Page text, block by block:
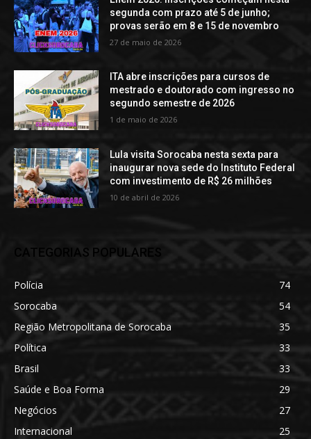
segunda com prazo até 5 de junho;
provas serão em 8 e 15 de novembro
27 de maio de 2026
ITA abre inscrições para cursos de
mestrado e doutorado com ingresso no
segundo semestre de 2026
1 de maio de 2026
Lula visita Sorocaba nesta sexta para
inaugurar nova sede do Instituto Federal
com investimento de R$ 26 milhões
10 de abril de 2026
CATEGORIAS POPULARES
Polícia
74
Sorocaba
54
Região Metropolitana de Sorocaba
35
Política
33
Brasil
33
Saúde e Boa Forma
29
Negócios
27
Internacional
25